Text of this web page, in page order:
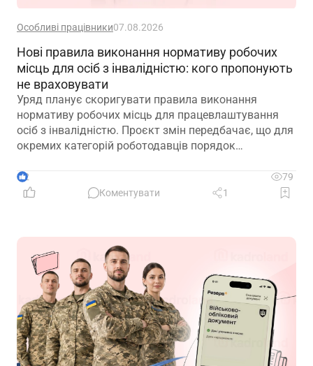
Особливі працівники07.08.2026
Нові правила виконання нормативу робочих
місць для осіб з інвалідністю: кого пропонують
не враховувати
Уряд планує скоригувати правила виконання
нормативу робочих місць для працевлаштування
осіб з інвалідністю. Проєкт змін передбачає, що для
окремих категорій роботодавців порядок
врахувати специфіку їхньої діяльності та усунути
практичні труднощі із виконанням законодавчих
2
79
Коментувати
1